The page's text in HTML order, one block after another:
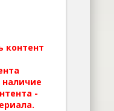
контент
наличие
-